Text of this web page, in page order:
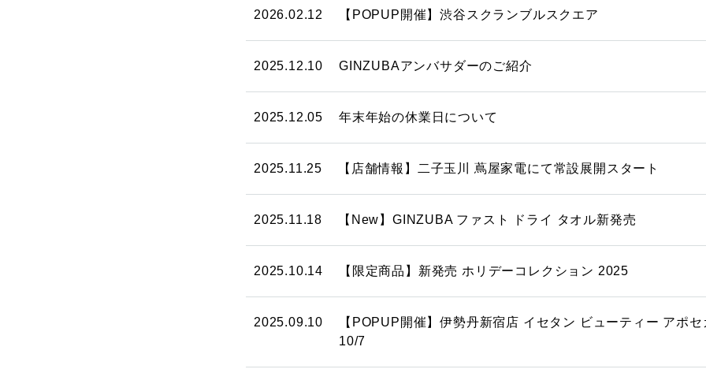
2026.02.12 【POPUP開催】渋谷スクランブルスクエア
2025.12.10 GINZUBAアンバサダーのご紹介
2025.12.05 年末年始の休業日について
2025.11.25 【店舗情報】二子玉川 蔦屋家電にて常設展開スタート
2025.11.18 【New】GINZUBA ファスト ドライ タオル新発売
2025.10.14 【限定商品】新発売 ホリデーコレクション 2025
2025.09.10
【POPUP開催】伊勢丹新宿店 イセタン ビューティー アポ
10/7